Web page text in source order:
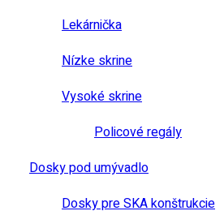
Lekárnička
Nízke skrine
Vysoké skrine
Policové regály
Dosky pod umývadlo
Dosky pre SKA konštrukcie